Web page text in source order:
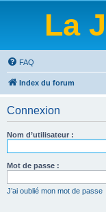
La
FAQ
Index du forum
Connexion
Nom d’utilisateur :
Mot de passe :
J’ai oublié mon mot de passe